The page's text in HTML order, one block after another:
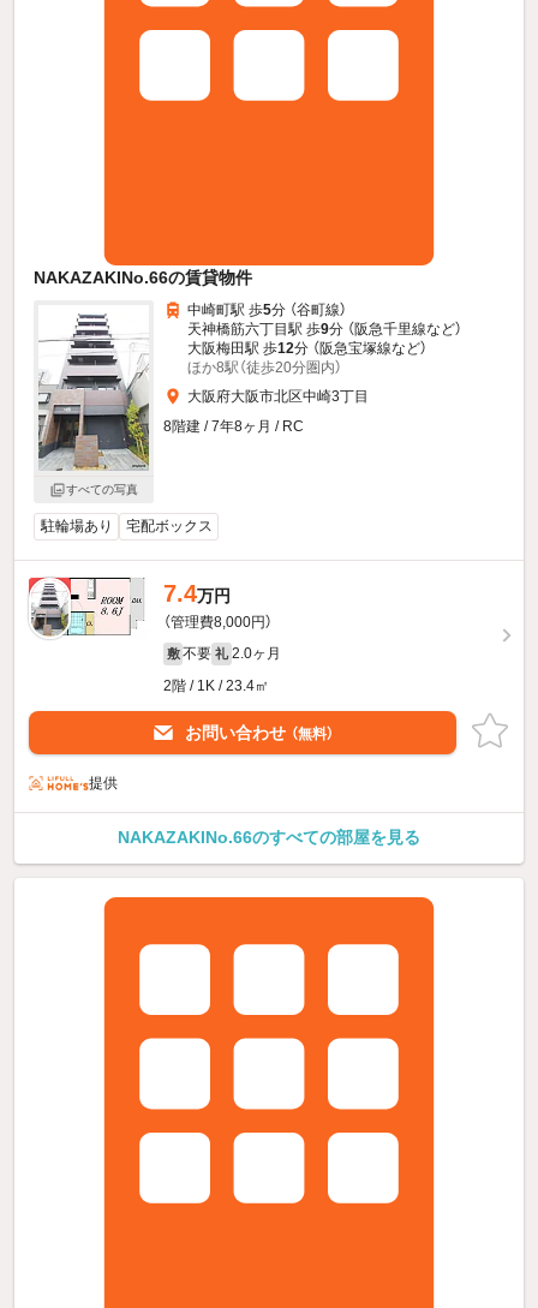
NAKAZAKINo.66の賃貸物件
すべての写真
中崎町駅 歩5分 （谷町線）
天神橋筋六丁目駅 歩9分 （阪急千里線など）
大阪梅田駅 歩12分 （阪急宝塚線など）
ほか8駅（徒歩20分圏内）
大阪府大阪市北区中崎3丁目
8階建 / 7年8ヶ月 / RC
駐輪場あり 宅配ボックス
新着 7.4万円
（管理費8,000円）
敷 不要 礼 2.0ヶ月
2階 / 1K / 23.4㎡
お問い合わせ （無料）
提供
NAKAZAKINo.66のすべての部屋を見る